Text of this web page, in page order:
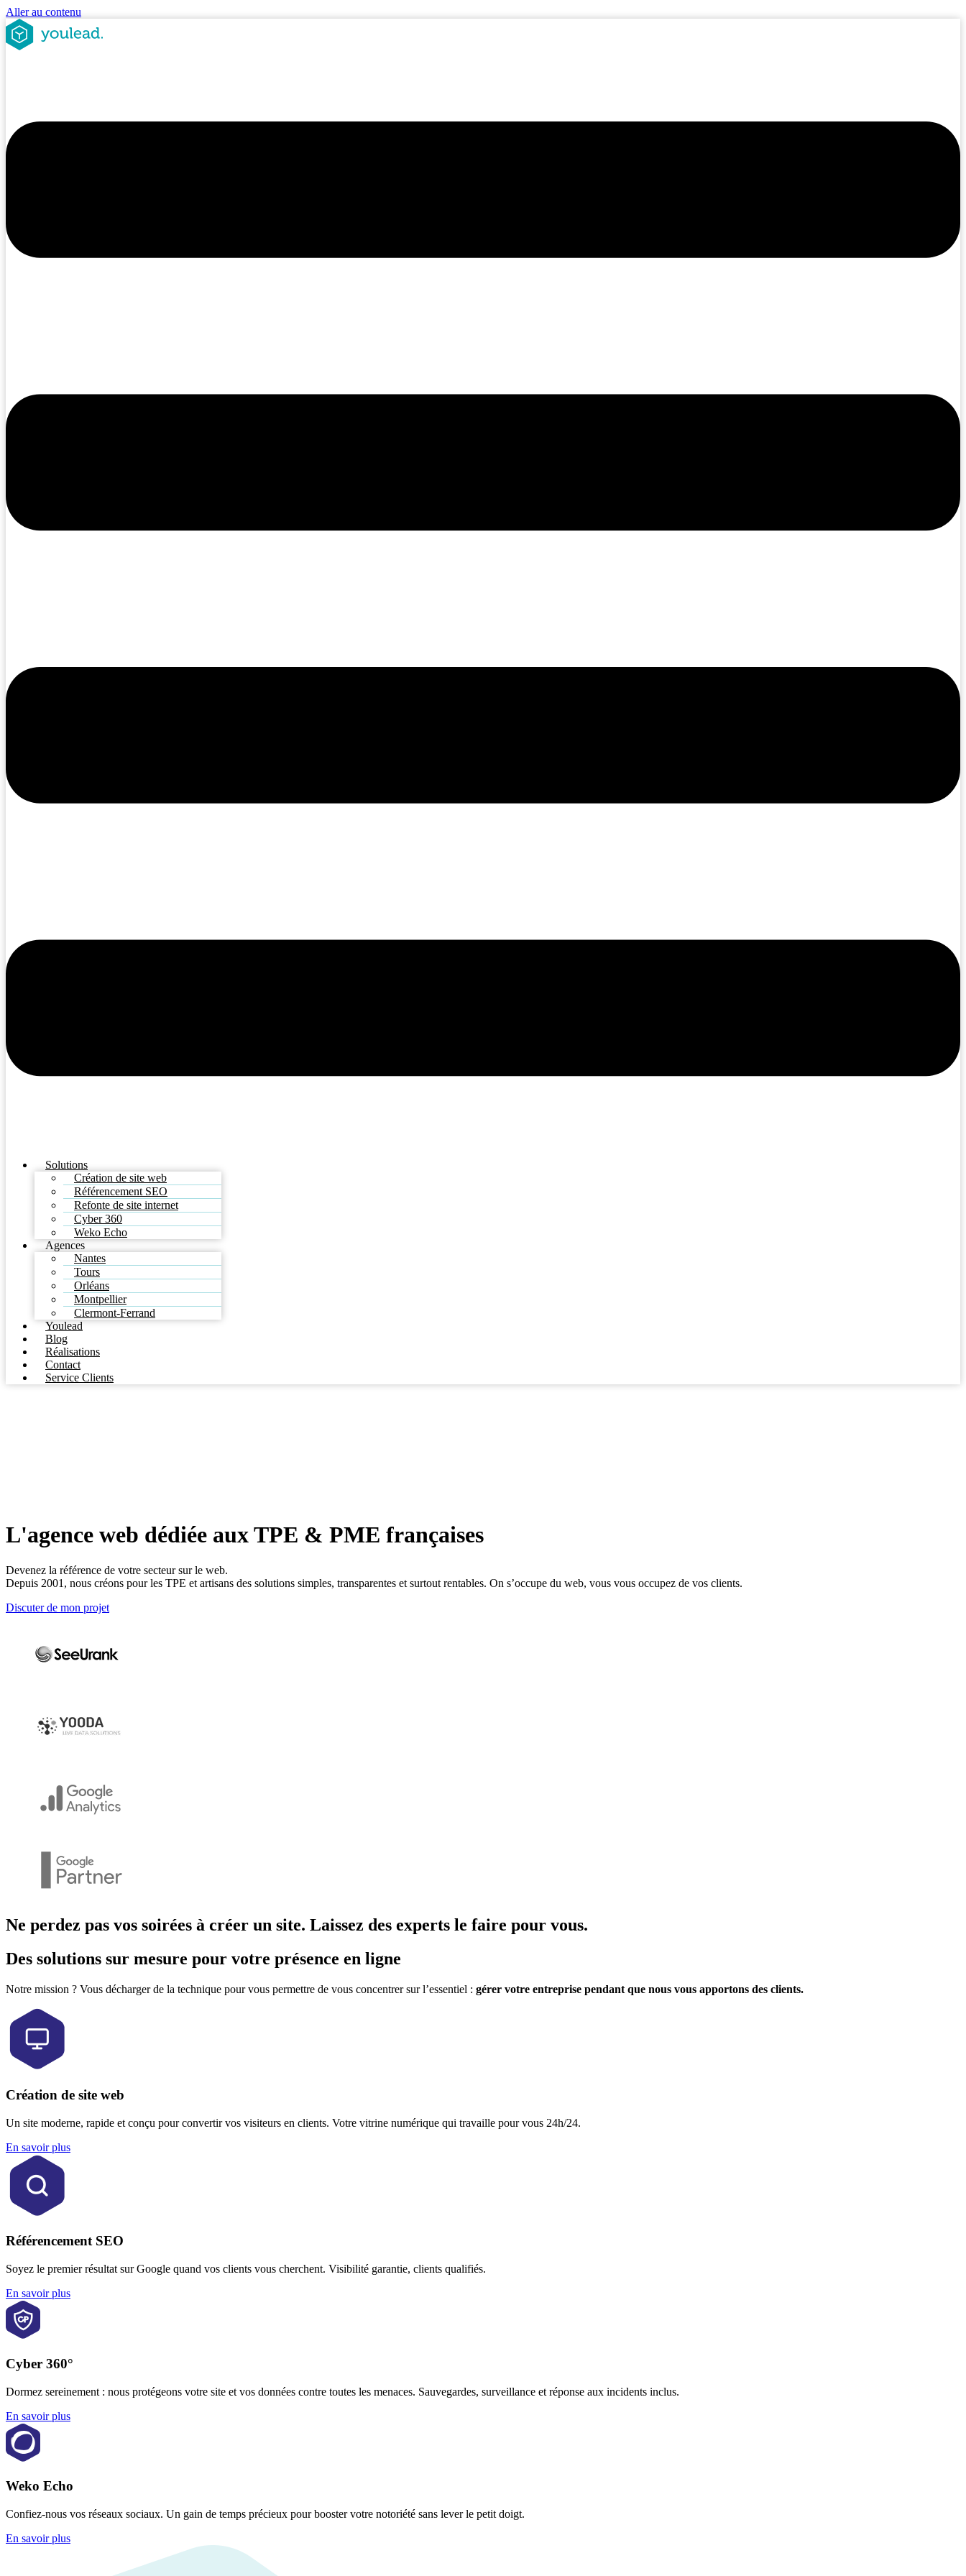
Aller au contenu
Solutions
Création de site web
Référencement SEO
Refonte de site internet
Cyber 360
Weko Echo
Agences
Nantes
Tours
Orléans
Montpellier
Clermont-Ferrand
Youlead
Blog
Réalisations
Contact
Service Clients
L'agence web dédiée aux TPE & PME françaises
Devenez la référence de votre secteur sur le web.
Depuis 2001, nous créons pour les TPE et artisans des solutions simples, transparentes et surtout rentables. On s’occupe du web, vous vous occupez de vos clients.
Discuter de mon projet
Ne perdez pas vos soirées à créer un site. Laissez des experts le faire pour vous.
Des solutions sur mesure pour votre présence en ligne
Notre mission ? Vous décharger de la technique pour vous permettre de vous concentrer sur l’essentiel : gérer votre entreprise pendant que nous vous apportons des clients.
Création de site web
Un site moderne, rapide et conçu pour convertir vos visiteurs en clients. Votre vitrine numérique qui travaille pour vous 24h/24.
En savoir plus
Référencement SEO
Soyez le premier résultat sur Google quand vos clients vous cherchent. Visibilité garantie, clients qualifiés.
En savoir plus
Cyber 360°
Dormez sereinement : nous protégeons votre site et vos données contre toutes les menaces. Sauvegardes, surveillance et réponse aux incidents inclus.
En savoir plus
Weko Echo
Confiez-nous vos réseaux sociaux. Un gain de temps précieux pour booster votre notoriété sans lever le petit doigt.
En savoir plus